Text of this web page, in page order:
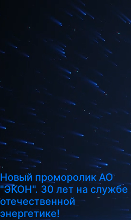
Новый проморолик АО
"ЭКОН". 30 лет на службе
отечественной
энергетике!